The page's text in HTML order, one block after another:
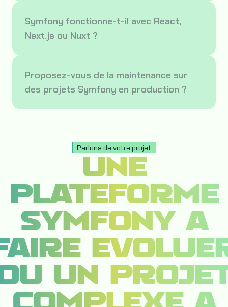
Symfony fonctionne-t-il avec React,
Next.js ou Nuxt ?
Proposez-vous de la maintenance sur
des projets Symfony en production ?
Parlons de votre projet
UNE
PLATEFORME
SYMFONY À
UN
COMPLEXE À